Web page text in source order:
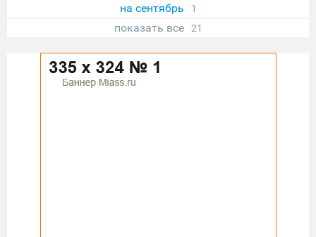
на сентябрь 1
показать все 21